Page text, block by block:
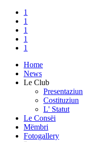
1
1
1
1
1
Home
News
Le Club
Presentaziun
Costituziun
L' Statut
Le Consëi
Mëmbri
Fotogallery